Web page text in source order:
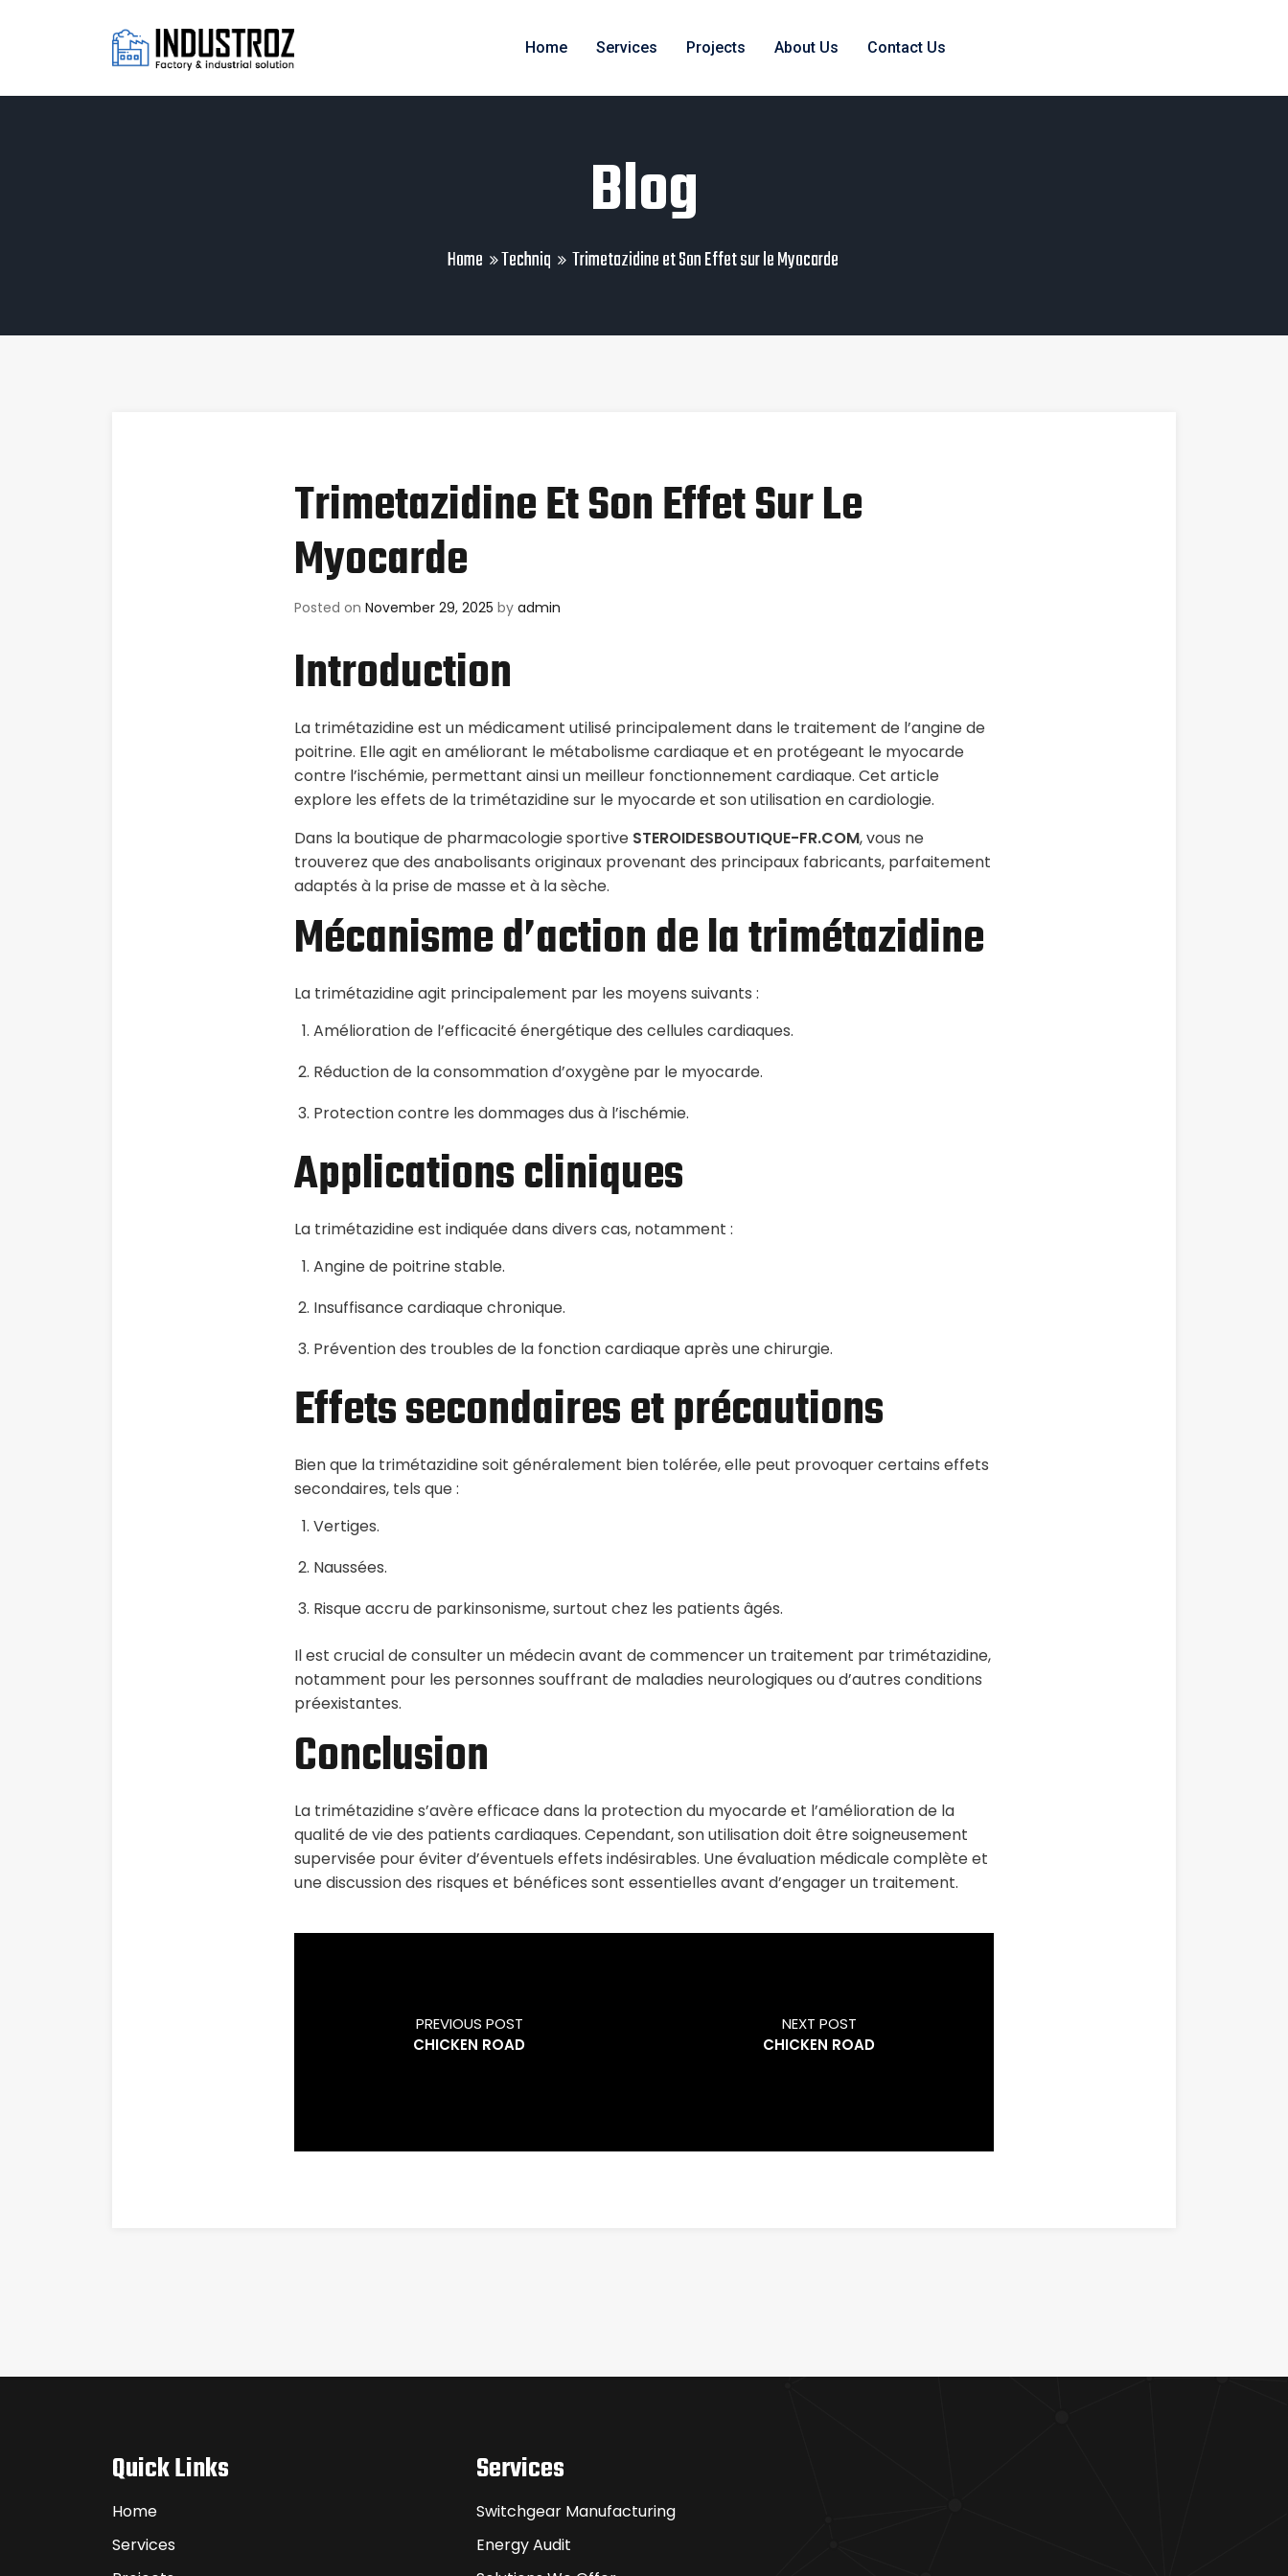
Home Services Projects About Us Contact Us
Blog
Home Techniq Trimetazidine et Son Effet sur le Myocarde
Trimetazidine Et Son Effet Sur Le
Myocarde
Posted on November 29, 2025 by admin
Introduction
La trimétazidine est un médicament utilisé principalement dans le traitement de l’angine de
poitrine. Elle agit en améliorant le métabolisme cardiaque et en protégeant le myocarde
contre l’ischémie, permettant ainsi un meilleur fonctionnement cardiaque. Cet article
explore les effets de la trimétazidine sur le myocarde et son utilisation en cardiologie.
Dans la boutique de pharmacologie sportive STEROIDESBOUTIQUE-FR.COM, vous ne
trouverez que des anabolisants originaux provenant des principaux fabricants, parfaitement
adaptés à la prise de masse et à la sèche.
Mécanisme d’action de la trimétazidine
La trimétazidine agit principalement par les moyens suivants :
Amélioration de l’efficacité énergétique des cellules cardiaques.
Réduction de la consommation d’oxygène par le myocarde.
Protection contre les dommages dus à l’ischémie.
Applications cliniques
La trimétazidine est indiquée dans divers cas, notamment :
Angine de poitrine stable.
Insuffisance cardiaque chronique.
Prévention des troubles de la fonction cardiaque après une chirurgie.
Effets secondaires et précautions
Bien que la trimétazidine soit généralement bien tolérée, elle peut provoquer certains effets
secondaires, tels que :
Vertiges.
Naussées.
Risque accru de parkinsonisme, surtout chez les patients âgés.
Il est crucial de consulter un médecin avant de commencer un traitement par trimétazidine,
notamment pour les personnes souffrant de maladies neurologiques ou d’autres conditions
préexistantes.
Conclusion
La trimétazidine s’avère efficace dans la protection du myocarde et l’amélioration de la
qualité de vie des patients cardiaques. Cependant, son utilisation doit être soigneusement
supervisée pour éviter d’éventuels effets indésirables. Une évaluation médicale complète et
une discussion des risques et bénéfices sont essentielles avant d’engager un traitement.
PREVIOUS POST
CHICKEN ROAD
NEXT POST
CHICKEN ROAD
Quick Links
Home
Services
Services
Switchgear Manufacturing
Energy Audit